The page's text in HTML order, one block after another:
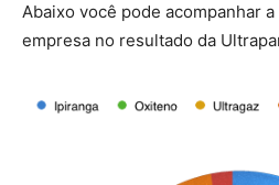
Abaixo você pode acompanhar
empresa no resultado da